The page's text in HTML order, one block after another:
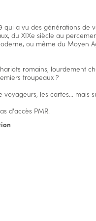
qui a vu des générations
du XIXe siècle au
ou même du Moyen
romains, lourdement
troupeaux ?
voyageurs, les cartes… mais
d'accès PMR.